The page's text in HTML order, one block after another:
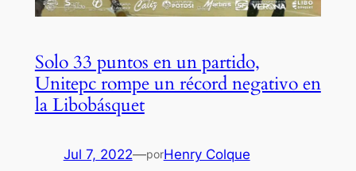
Solo 33 puntos en un partido,
Unitepc rompe un récord negativo en
la Libobásquet
Jul 7, 2022—porHenry Colque